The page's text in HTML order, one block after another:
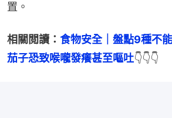
置。
相關閲讀： 食物安全｜盤點9種不
茄子恐致喉嚨發癢甚至嘔吐👇👇👇